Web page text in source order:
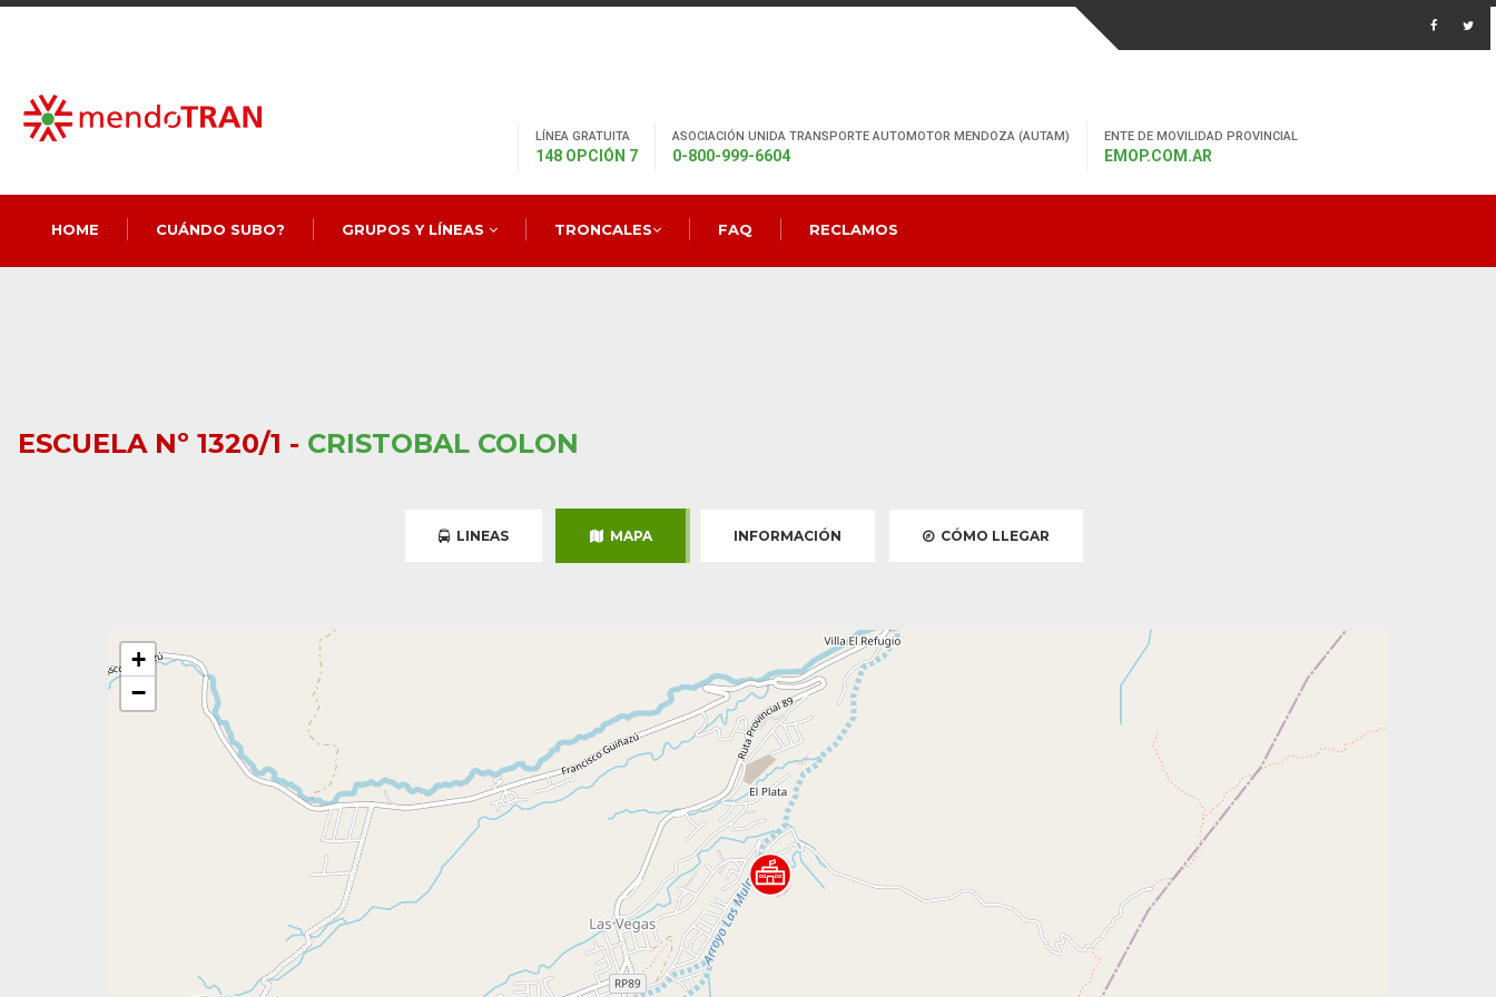
LÍNEA GRATUITA
148 OPCIÓN 7
ASOCIACIÓN UNIDA TRANSPORTE AUTOMOTOR MENDOZA (AUTAM)
0-800-999-6604
ENTE DE MOVILIDAD PROVINCIAL
EMOP.COM.AR
HOME CUÁNDO SUBO? GRUPOS Y LÍNEAS TRONCALES FAQ RECLAMOS
ESCUELA Nº 1320/1 - CRISTOBAL COLON
LINEAS MAPA INFORMACIÓN CÓMO LLEGAR
+
−